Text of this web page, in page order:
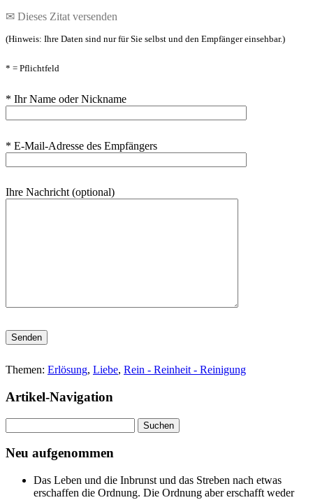
✉ Dieses Zitat versenden
(Hinweis: Ihre Daten sind nur für Sie selbst und den Empfänger einsehbar.)
* = Pflichtfeld
* Ihr Name oder Nickname
* E-Mail-Adresse des Empfängers
Ihre Nachricht (optional)
Bitte lasse dieses Feld leer.
Themen: Erlösung, Liebe, Rein - Reinheit - Reinigung
Artikel-Navigation
nach:
Neu aufgenommen
Das Leben und die Inbrunst und das Streben nach etwas
erschaffen die Ordnung. Die Ordnung aber erschafft weder